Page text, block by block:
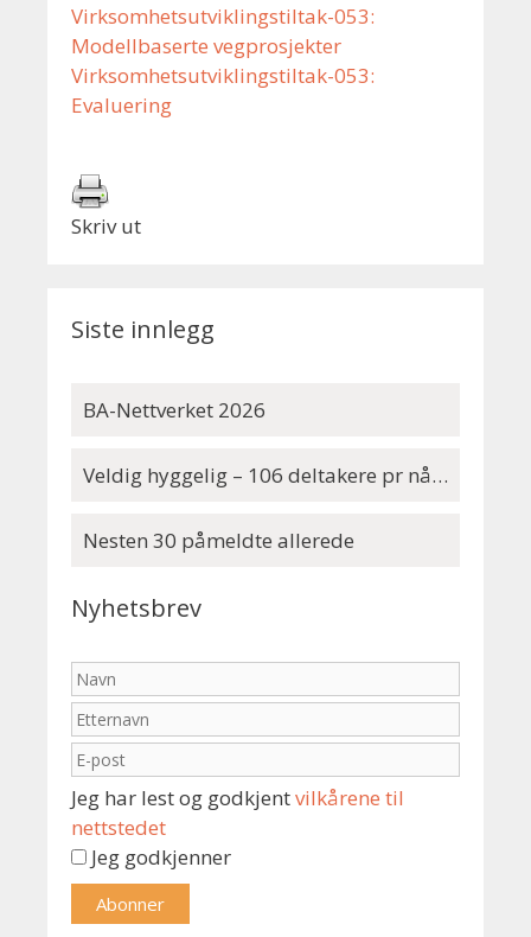
Virksomhetsutviklingstiltak-053:
Modellbaserte vegprosjekter
Virksomhetsutviklingstiltak-053:
Evaluering
Skriv ut
Siste innlegg
BA-Nettverket 2026
Veldig hyggelig – 106 deltakere pr nå…
Nesten 30 påmeldte allerede
Nyhetsbrev
Jeg har lest og godkjentvilkårene til
nettstedet
Jeg godkjenner